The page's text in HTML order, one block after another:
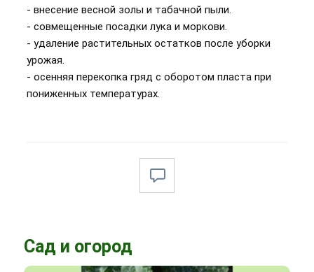
- внесение весной золы и табачной пыли.
- совмещенные посадки лука и моркови.
- удаление растительных остатков после уборки
урожая.
- осенняя перекопка гряд с оборотом пласта при
пониженных температурах.
Сад и огород